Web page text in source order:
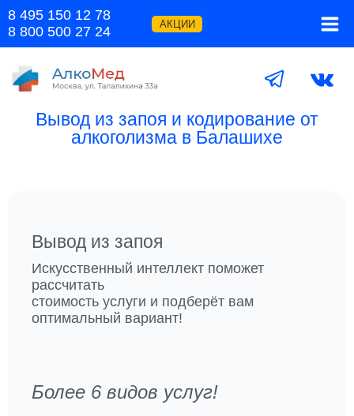
Перейти
содержимому
8 495 150 12 78
8 800 500 27 24
АКЦИИ
Вывод из запоя и кодирование от
алкоголизма в Балашихе
Вывод из запоя
Искусственный интеллект поможет
рассчитать
стоимость услуги и подберёт вам
оптимальный вариант!
Более 6 видов услуг!